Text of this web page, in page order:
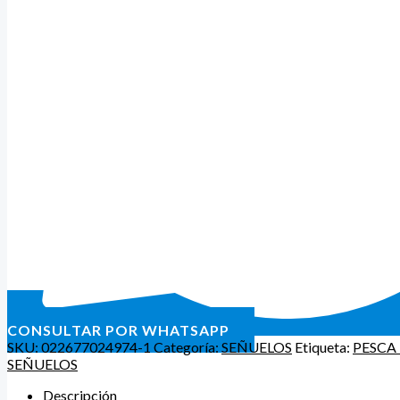
CONSULTAR POR WHATSAPP
SKU: 022677024974-1 Categoría: SEÑUELOS Etiqueta:
SEÑUELOS
Descripción